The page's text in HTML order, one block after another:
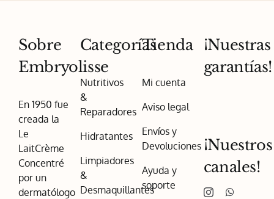
Sobre
Embryolisse
En 1950 fue
creada la
Le
LaitCrème
Concentré
por un
dermatólogo
Categorías
Nutritivos
&
Reparadores
Hidratantes
Limpiadores
&
Desmaquillantes
Tienda
Mi cuenta
Aviso legal
Envíos y
Devoluciones
Ayuda y
soporte
¡Nuestras
garantías!
¡Nuestros
canales!